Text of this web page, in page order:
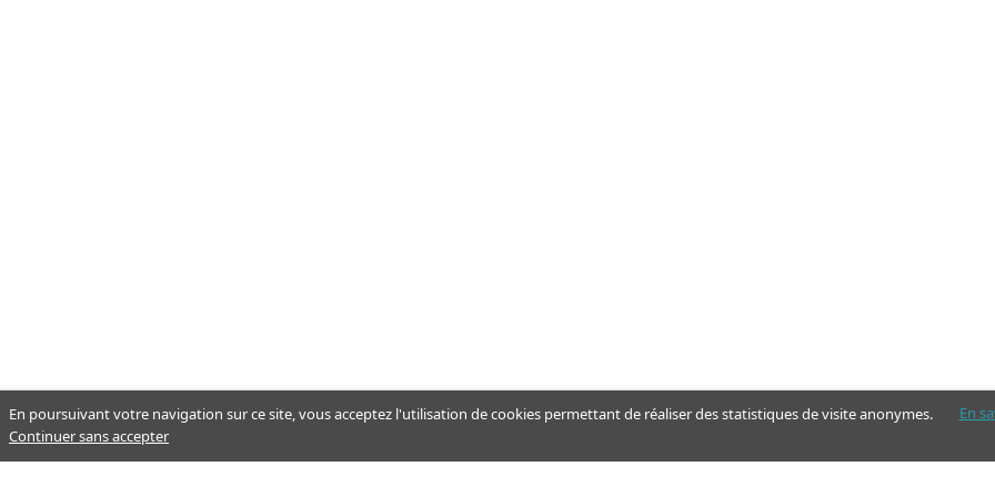
En poursuivant votre navigation sur ce site, vous acceptez l'utilisation de cookies permettant de réaliser des statistiques de visite anonymes. En
Continuer sans accepter